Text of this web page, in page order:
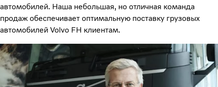
автомобилей. Наша небольшая, но отличная команда
продаж обеспечивает оптимальную поставку грузовых
автомобилей Volvo FH клиентам.